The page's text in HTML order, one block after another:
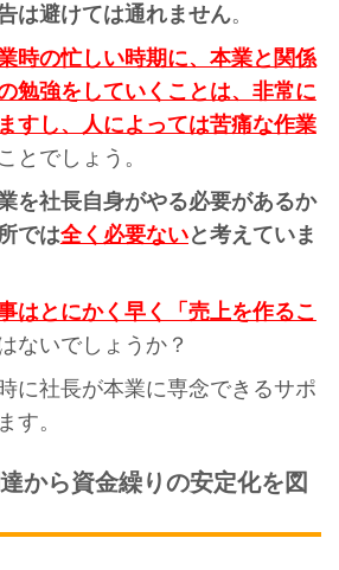
は避けては通れません。
時の忙しい時期に、本業と関係
勉強をしていくことは、非常に
すし、人によっては苦痛な作業
ことでしょう。
を社長自身がやる必要があるか
では全く必要ないと考えていま
はとにかく早く「売上を作るこ
ないでしょうか？
に社長が本業に専念できるサポ
す。
から資金繰りの安定化を図